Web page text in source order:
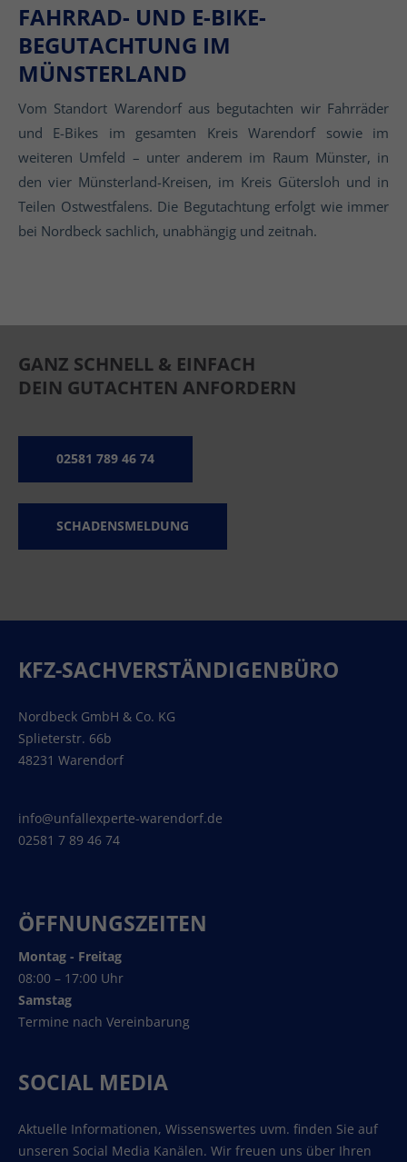
FAHRRAD- UND E-BIKE-
BEGUTACHTUNG IM
MÜNSTERLAND
Vom Standort Warendorf aus begutachten wir Fahrräder
und E-Bikes im gesamten Kreis Warendorf sowie im
weiteren Umfeld – unter anderem im Raum Münster, in
den vier Münsterland-Kreisen, im Kreis Gütersloh und in
Teilen Ostwestfalens. Die Begutachtung erfolgt wie immer
bei Nordbeck sachlich, unabhängig und zeitnah.
GANZ SCHNELL & EINFACH
DEIN GUTACHTEN ANFORDERN
02581 789 46 74
SCHADENSMELDUNG
KFZ-SACHVERSTÄNDIGENBÜRO
Nordbeck GmbH & Co. KG
Splieterstr. 66b
48231 Warendorf
info@unfallexperte-warendorf.de
02581 7 89 46 74
ÖFFNUNGSZEITEN
Montag - Freitag
08:00 – 17:00 Uhr
Samstag
Termine nach Vereinbarung
SOCIAL MEDIA
Aktuelle Informationen, Wissenswertes uvm. finden Sie auf
unseren Social Media Kanälen. Wir freuen uns über Ihren